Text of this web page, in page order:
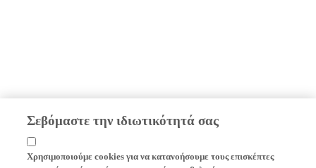
Σεβόμαστε την ιδιωτικότητά σας
Χρησιμοποιούμε cookies για να κατανοήσουμε τους επισκέπτες